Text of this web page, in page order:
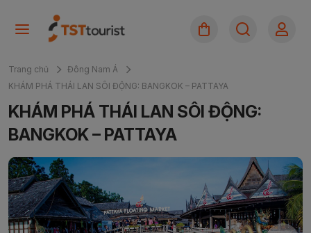
Trang chủ
Đông Nam Á
KHÁM PHÁ THÁI LAN SÔI ĐỘNG: BANGKOK – PATTAYA
KHÁM PHÁ THÁI LAN SÔI ĐỘNG:
BANGKOK – PATTAYA